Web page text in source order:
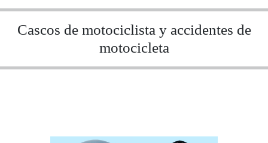
Cascos de motociclista y accidentes de
motocicleta